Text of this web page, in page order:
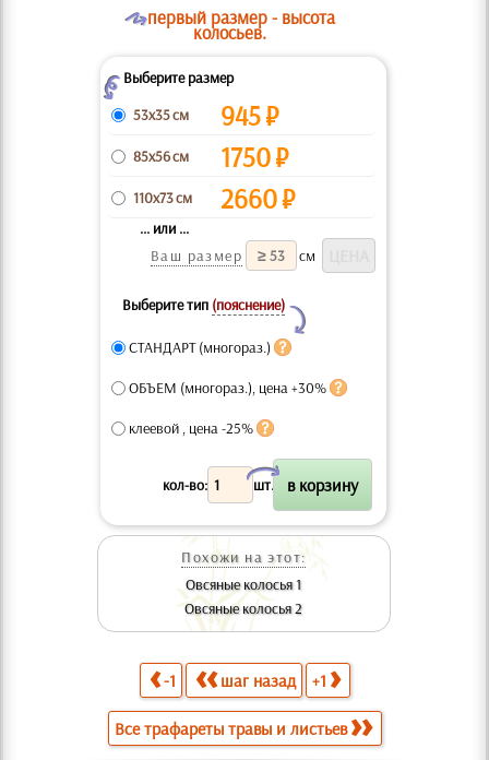
Oпервый размер - высота
колосьев.
ZВыберите размер
53x35 см
945₽
85x56 см 1750₽
110x73 см 2660₽
... или ...
Ваш размер
см
Выберите тип (пояснение)
Y
СТАНДАРТ (многораз.)
ОБЪЕМ (многораз.), цена +30%
клеевой , цена -25%
кол-во: шт.
X
Похожи на этот:
Овсяные колосья 1
Овсяные колосья 2
-1 шаг назад +1
Все трафареты травы и листьев